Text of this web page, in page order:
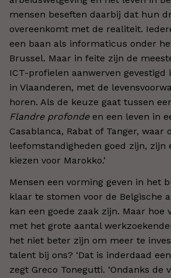
mensen beseften daarbij dat hun
overeenkomt met de realiteit.
een baan als informaticus onder
Brussel. Maar in feite zijn de
ICT-profielen aanwerven gevestigd
in Vlaanderen, met de
horen. Als de keuze gaat tussen
Flandre profondeen een leven in
Casablanca, Rabat of Tanger, waar
leefomstandigheden goed zijn, zijn
kiezen voor Marokko.’
Mensen een vorming geven in het
klaar te stomen voor de Belgische
kan een goede zaak zijn. Maar
met het grote aantal
het niet beter zijn om meer te
talent bij ons? ‘Dat is inderdaad
zegt Greco Tonegutti. ‘Ondanks de